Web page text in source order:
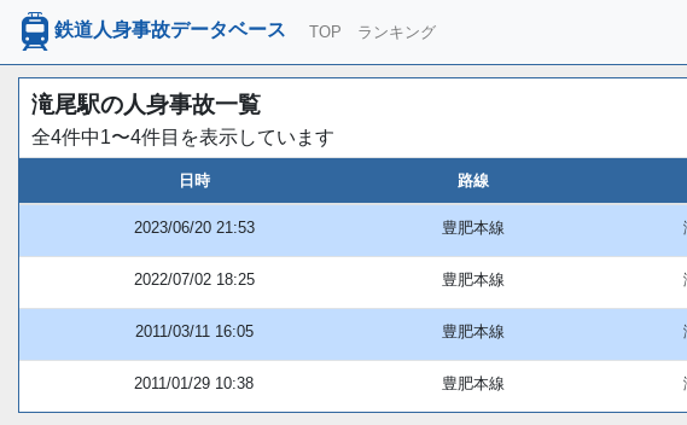
鉄道人身事故データベース TOP ランキング
滝尾駅の人身事故一覧
全4件中1〜4件目を表示しています
日時 路線
2023/06/20 21:53 豊肥本線
2022/07/02 18:25 豊肥本線
2011/03/11 16:05 豊肥本線
2011/01/29 10:38 豊肥本線